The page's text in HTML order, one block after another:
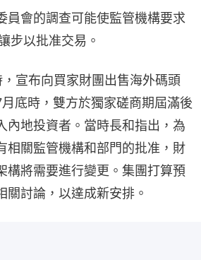
員會的調查可能使監管機構要求
步以批准交易。
宣布向買家財團出售海外碼頭
底時，雙方於獨家磋商期屆滿後
內地投資者。當時長和指出，為
相關監管機構和部門的批准，財
構將需要進行變更。集團打算預
關討論，以達成新安排。